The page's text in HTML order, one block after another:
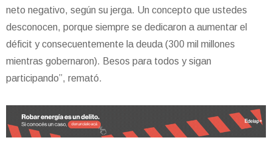
neto negativo, según su jerga. Un concepto que ustedes
desconocen, porque siempre se dedicaron a aumentar el
déficit y consecuentemente la deuda (300 mil millones
mientras gobernaron). Besos para todos y sigan
participando”, remató.